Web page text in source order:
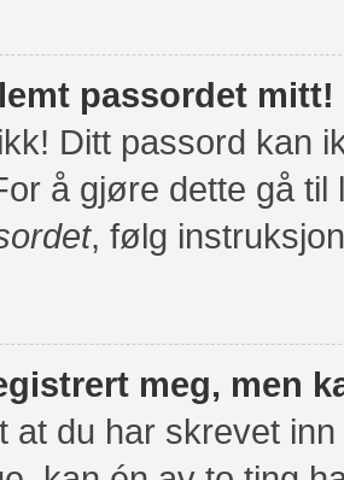
passordet mitt!
Ditt passord kan
å gjøre dette gå
, følg
meg, men
at du har skrevet